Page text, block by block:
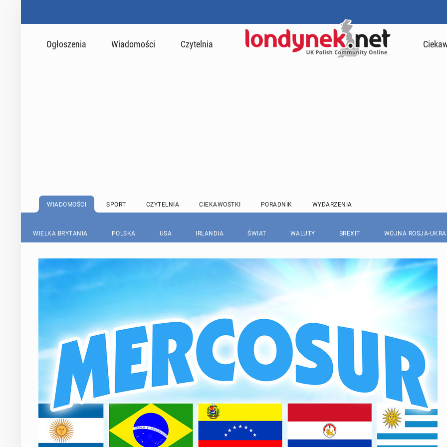
Ogłoszenia Wiadomości Czytelnia
WIADOMOŚCI SPORT CZYTELNIA CIEKAWOSTKI PORADNIK WYDARZENIA
WIELKA BRYTANIA POLSKA USA IRLANDIA ŚWIAT WALUTY BREXIT WOJNA ROSJA-